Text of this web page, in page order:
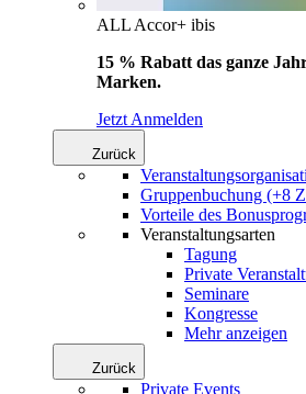
ALL Accor+ ibis
15 % Rabatt das ganze
Marken.
Jetzt Anmelden
Zurück
Gruppenbuchung (+8
Vorteile des
Veranstaltungsarten
Tagung
Private
Seminare
Kongresse
Mehr anzeigen
Zurück
Private Events